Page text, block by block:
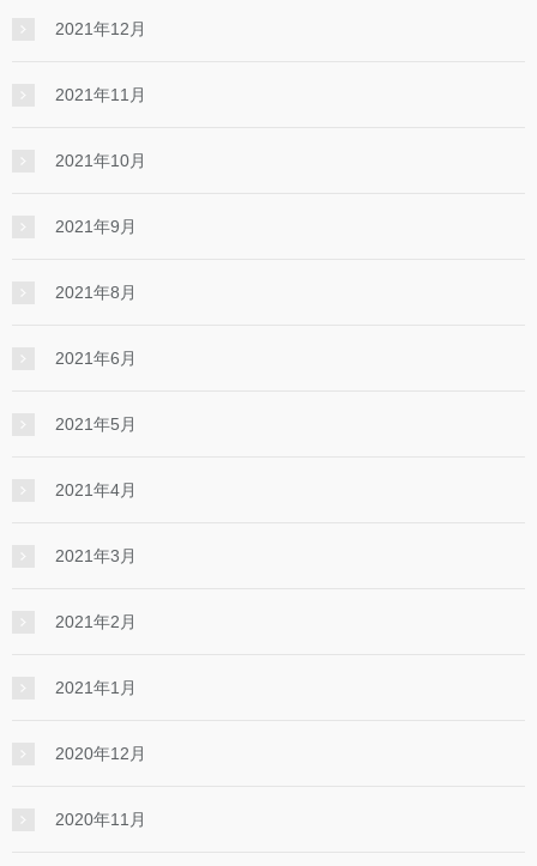
2021年12月
2021年11月
2021年10月
2021年9月
2021年8月
2021年6月
2021年5月
2021年4月
2021年3月
2021年2月
2021年1月
2020年12月
2020年11月